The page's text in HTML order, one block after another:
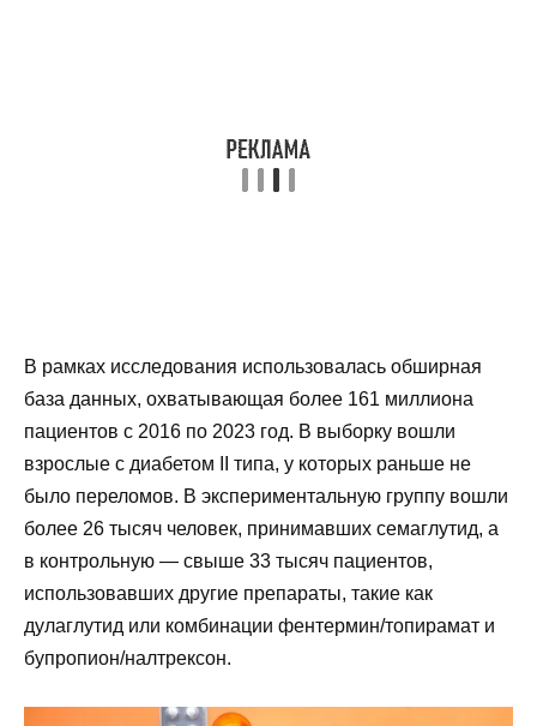
В рамках исследования использовалась обширная
база данных, охватывающая более 161 миллиона
пациентов с 2016 по 2023 год. В выборку вошли
взрослые с диабетом II типа, у которых раньше не
было переломов. В экспериментальную группу вошли
более 26 тысяч человек, принимавших семаглутид, а
в контрольную — свыше 33 тысяч пациентов,
использовавших другие препараты, такие как
дулаглутид или комбинации фентермин/топирамат и
бупропион/налтрексон.